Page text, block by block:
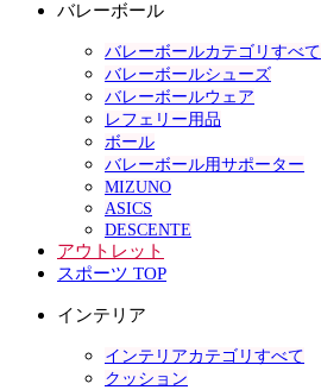
バレーボール
バレーボールカテゴリすべて
バレーボールシューズ
バレーボールウェア
レフェリー用品
ボール
バレーボール用サポーター
MIZUNO
ASICS
DESCENTE
アウトレット
スポーツ TOP
インテリア
インテリアカテゴリすべて
クッション